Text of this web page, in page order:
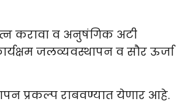
करावा व अनुषंगिक अटी
जलव्यवस्थापन व सौर ऊर्जा
प्रकल्प राबवण्यात येणार आहे.